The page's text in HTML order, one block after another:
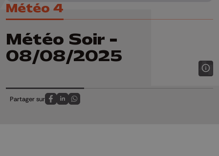
Météo 4
Météo Soir -
08/08/2025
Partager sur
Partagez sur FaceBook
Partagez sur LinkedIn
Partagez sur Whatsapp